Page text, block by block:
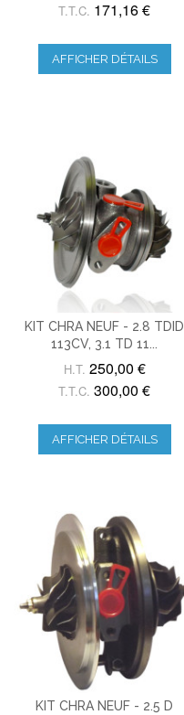
T.T.C. 171,16 €
AFFICHER DÉTAILS
KIT CHRA NEUF - 2.8 TDID
113CV, 3.1 TD 11...
H.T. 250,00 €
T.T.C. 300,00 €
AFFICHER DÉTAILS
KIT CHRA NEUF - 2.5 D